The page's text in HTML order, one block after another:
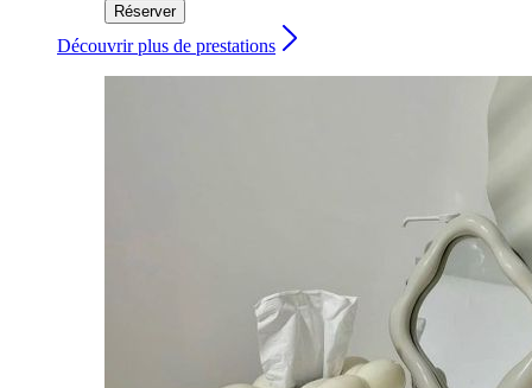
Réserver
Découvrir plus de prestations